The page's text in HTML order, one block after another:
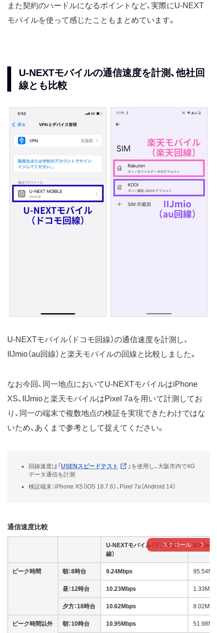
また契約のハードルになるポイントなど、実際にU-NEXT
モバイルを使って感じたこともまとめています。
U-NEXTモバイルの通信速度を計測、他社回
線とも比較
U-NEXTモバイル（ドコモ回線）の通信速度を計測し、
IIJmio（au回線）と楽天モバイルの回線と比較しました。
なお今回、同一地点においてU-NEXTモバイルはiPhone
XS、IIJmioと楽天モバイルはPixel 7aを用いて計測してお
り、同一の端末で複数地点の検証を実現できたわけではな
いため、あくまで参考として捉えてください。
回線速度は「USENスピードテスト
」を使用し、大阪市内で4G
データ通信を計測
検証端末：iPhone XS（iOS 18.7.6）、Pixel 7a（Android 14）
通信速度比較
U-NEXTモバイル（ドコモ回
線）
IIJmio（
ピーク時間 朝：8時台 9.24Mbps
昼：12時台 10.23Mbps
夕方：18時台 10.62Mbps
ピーク時間以外 朝：10時台 10.95Mbps
スクロール